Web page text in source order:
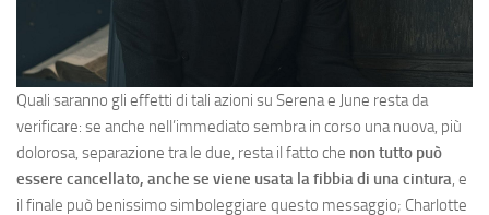
Quali saranno gli effetti di tali azioni su Serena e June resta da
verificare: se anche nell’immediato sembra in corso una nuova, più
dolorosa, separazione tra le due, resta il fatto che non tutto può
essere cancellato, anche se viene usata la fibbia di una cintura, e
il finale può benissimo simboleggiare questo messaggio; Charlotte